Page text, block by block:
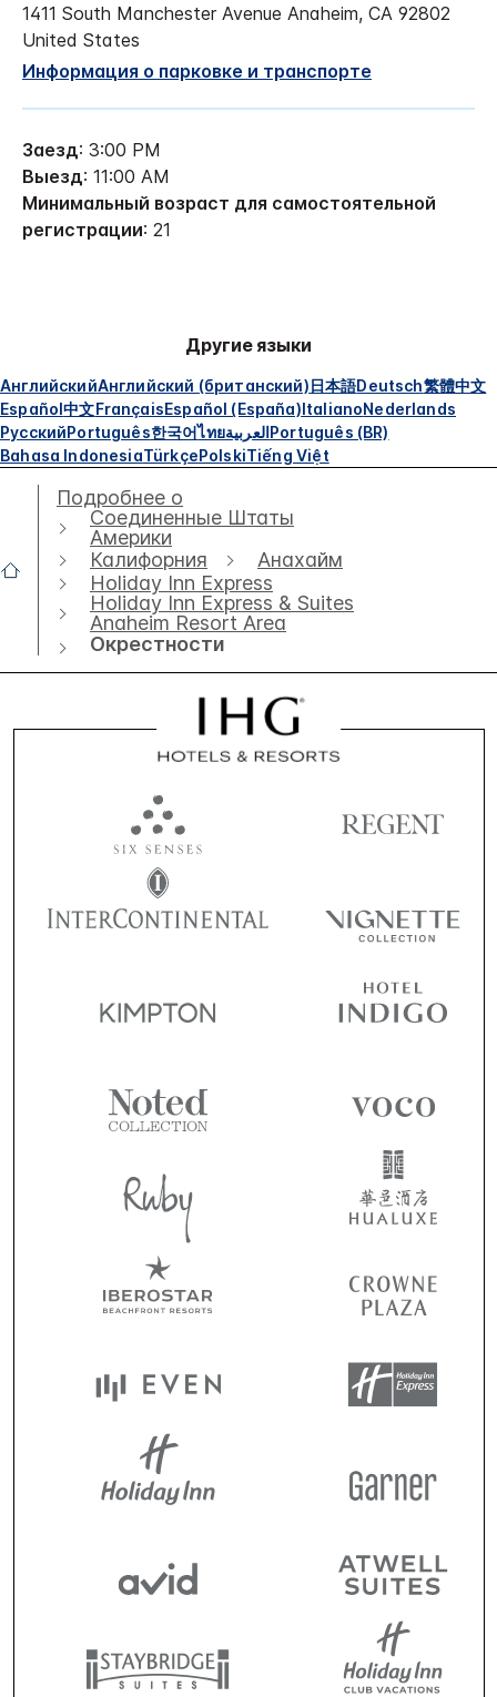
1411 South Manchester Avenue Anaheim, CA 92802
United States
Информация о парковке и транспорте
Заезд: 3:00 PM
Выезд: 11:00 AM
Минимальный возраст для самостоятельной
регистрации: 21
Другие языки
АнглийскийАнглийский (британский)日本語Deutsch繁體中文
Español中文FrançaisEspañol (España)ItalianoNederlands
РусскийPortuguês한국어ไทยالعربيةPortuguês (BR)
Bahasa IndonesiaTürkçePolskiTiếng Việt
Подробнее о
Соединенные Штаты
Америки
Калифорния
Анахайм
Holiday Inn Express
Holiday Inn Express & Suites
Anaheim Resort Area
Окрестности